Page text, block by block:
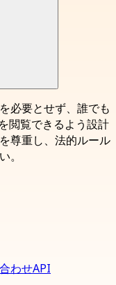
必要とせず、誰でも
閲覧できるよう設計
尊重し、法的ルール
。
わせAPI